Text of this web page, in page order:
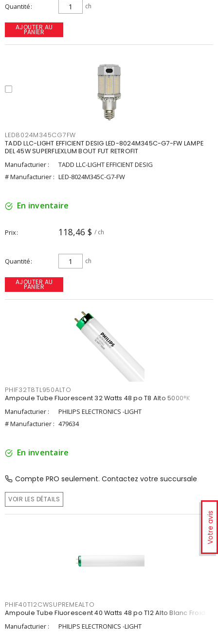
Votre avis
Quantité ch
AJOUTER AU
PANIER
LED8024M345CG7FW
TADD LLC-LIGHT EFFICIENT DESIG LED-8024M345C-G7-FW LAMPE
DEL 45W SUPERFLEXLUM BOUT FUT RETROFIT
Manufacturier :
TADD LLC-LIGHT EFFICIENT DESIG
# Manufacturier : LED-8024M345C-G7-FW
En inventaire
Prix 118,46 $ / ch
Quantité ch
AJOUTER AU
PANIER
PHIF32T8TL950ALTO
Ampoule Tube Fluorescent 32 Watts 48 po T8 Alto 5000°K
Manufacturier :
PHILIPS ELECTRONICS -LIGHT
# Manufacturier : 479634
En inventaire
Compte PRO seulement. Contactez votre succursale
VOIR LES DÉTAILS
PHIF40T12CWSUPREMEALTO
Ampoule Tube Fluorescent 40 Watts 48 po T12 Alto Blanc Froid
Manufacturier :
PHILIPS ELECTRONICS -LIGHT